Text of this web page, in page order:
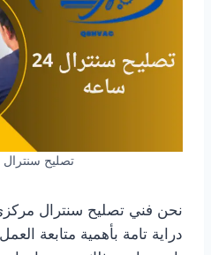
تصليح سنترال 24 ساعه
دراية تامة بأهمية متابعة